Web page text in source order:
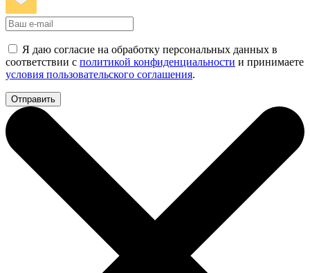
Я даю согласие на обработку персональных данных в
соответствии с политикой конфиденциальности и принимаете
условия пользовательского соглашения.